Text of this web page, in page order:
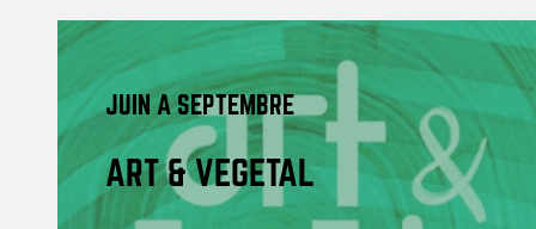
JUIN A SEPTEMBRE
ART & VÉGÉTAL